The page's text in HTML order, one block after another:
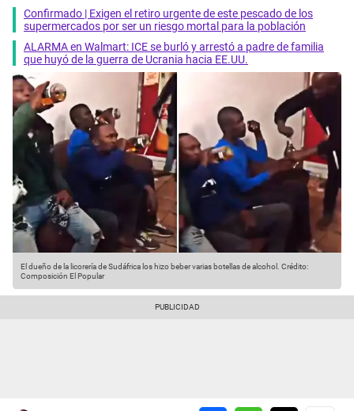
Confirmado | Exigen el retiro urgente de este pescado de los
supermercados por ser un riesgo mortal para la población
ALARMA en Walmart: ICE se burló y arrestó a padre de familia
que huyó de la guerra de Ucrania hacia EE.UU.
El dueño de la licorería de Sudáfrica los hizo beber varias botellas de alcohol. Crédito:
Composición El Popular